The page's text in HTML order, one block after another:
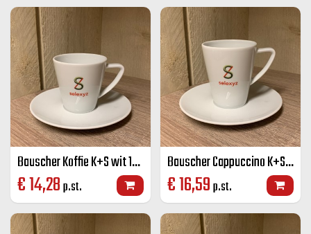
Bauscher Koffie K+S wit 18 cl
€14,28p.st.
Bauscher Cappuccino K+S wit 22 cl
€16,59p.st.